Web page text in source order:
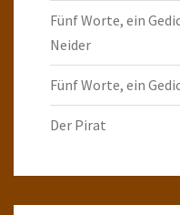
Fünf Worte, ein
Neider
Fünf Worte, ein
Der Pirat